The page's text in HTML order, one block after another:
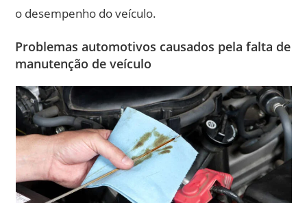
o desempenho do veículo.
Problemas automotivos causados ​​pela falta de
manutenção de veículo